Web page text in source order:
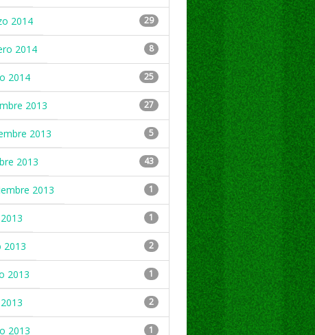
2014 29
2014 8
2014 25
2013 27
2013 5
2013 43
2013 1
1
2013 2
2013 1
2
2013 1